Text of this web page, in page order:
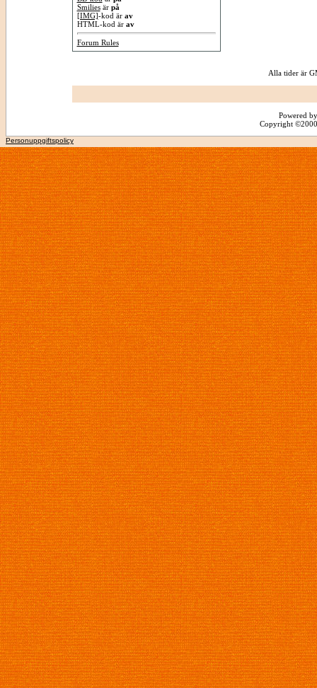
Smiliesär på
[IMG]-kod är av
HTML-kod är av
Forum Rules
Alla tider är
Powered
Copyright
Personuppgiftspolicy